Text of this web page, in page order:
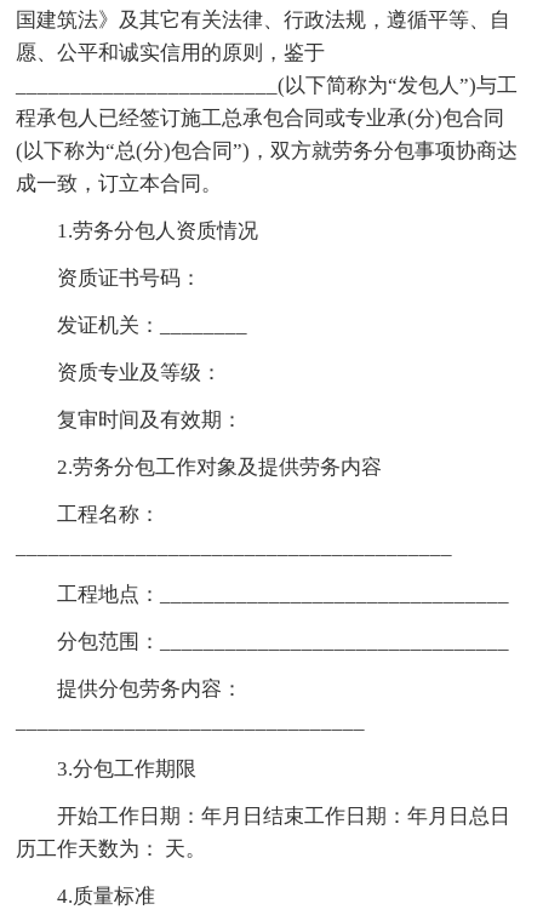
国建筑法》及其它有关法律、行政法规，遵循平等、自
愿、公平和诚实信用的原则，鉴于
________________________(以下简称为“发包人”)与工
程承包人已经签订施工总承包合同或专业承(分)包合同
(以下称为“总(分)包合同”)，双方就劳务分包事项协商达
成一致，订立本合同。
1.劳务分包人资质情况
资质证书号码：
发证机关：________
资质专业及等级：
复审时间及有效期：
2.劳务分包工作对象及提供劳务内容
工程名称：
工程地点：________________________________
分包范围：________________________________
提供分包劳务内容：
3.分包工作期限
开始工作日期：年月日结束工作日期：年月日总日
历工作天数为： 天。
4.质量标准